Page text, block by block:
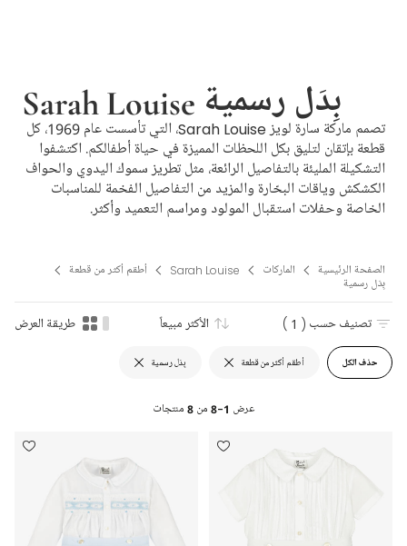
Sarah Louise بِدَل رسمية
تصمم ماركة سارة لويز Sarah Louise، التي تأسست عام 1969، كل
قطعة بإتقان لتليق بكل اللحظات المميزة في حياة أطفالكم. اكتشفوا
التشكيلة المليئة بالتفاصيل الرائعة، مثل تطريز سموك اليدوي والحواف
الكشكش وياقات البحّارة والمزيد من التفاصيل الفخمة للمناسبات
الخاصة وحفلات استقبال المولود ومراسم التعميد وأكثر.
الصفحة الرئيسية الماركات Sarah Louise
أطقم أكثر من قطعة
بِدَل رسمية
حذف الكل أطقم أكثر من قطعة بِدَل رسمية
تصنيف حسب ( 1 ) الأكثر مبيعاً طريقة العرض
عرض 1-8 من 8 منتجات